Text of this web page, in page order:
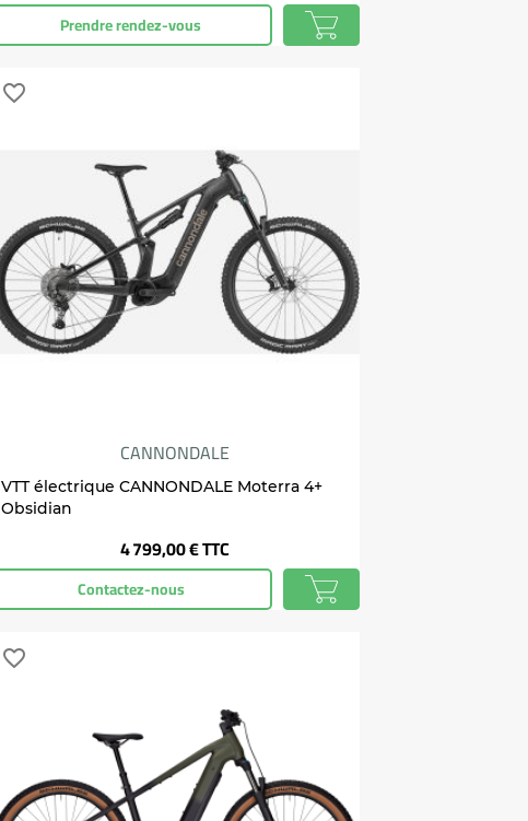
Prendre rendez-vous
CANNONDALE
VTT électrique CANNONDALE Moterra 4+
Obsidian
Prix
4 799,00 €TTC
Contactez-nous
favorite_border
favorite_border